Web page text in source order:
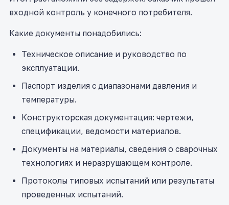
входной контроль у конечного потребителя.
Какие документы понадобились:
Техническое описание и руководство по
эксплуатации.
Паспорт изделия с диапазонами давления и
температуры.
Конструкторская документация: чертежи,
спецификации, ведомости материалов.
Документы на материалы, сведения о сварочных
технологиях и неразрушающем контроле.
Протоколы типовых испытаний или результаты
проведенных испытаний.